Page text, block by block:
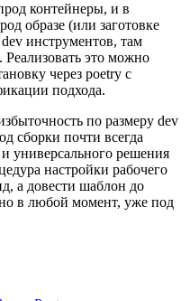
контейнеры, и в
образе (или заготовке
инструментов, там
Реализовать это можно
через poetry с
подхода.
по размеру dev
сборки почти всегда
универсального решения
настройки рабочего
а довести шаблон до
в любой момент, уже под